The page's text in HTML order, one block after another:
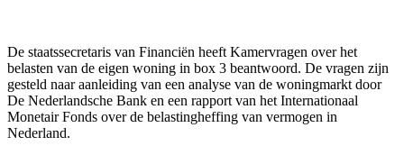
De staatssecretaris van Financiën heeft Kamervragen over het
belasten van de eigen woning in box 3 beantwoord. De vragen zijn
gesteld naar aanleiding van een analyse van de woningmarkt door
De Nederlandsche Bank en een rapport van het Internationaal
Monetair Fonds over de belastingheffing van vermogen in
Nederland.